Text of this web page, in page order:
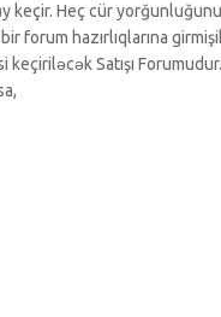
keçir. Heç cür yorğunluğunu
forum hazırlıqlarına
keçiriləcək Satışı Forumudur.